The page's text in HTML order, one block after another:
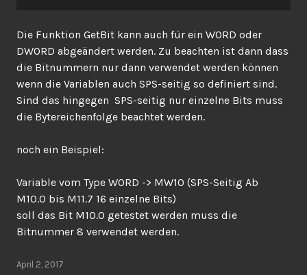
Die Funktion GetBit kann auch für ein WORD oder
DWORD abgeändert werden. Zu beachten ist dann dass
die Bitnummern nur dann verwendet werden können
wenn die Variablen auch SPS-seitig so definiert sind.
Sind das hingegen SPS-seitig nur einzelne Bits muss
die Bytereichenfolge beachtet werden.
noch ein Beispiel:
Variable vom Type WORD -> MW10 (SPS-Seitig Ab
M10.0 bis M11.7 16 einzelne Bits)
soll das Bit M10.0 getestet werden muss die
Bitnummer 8 verwendet werden.
April 2, 2017